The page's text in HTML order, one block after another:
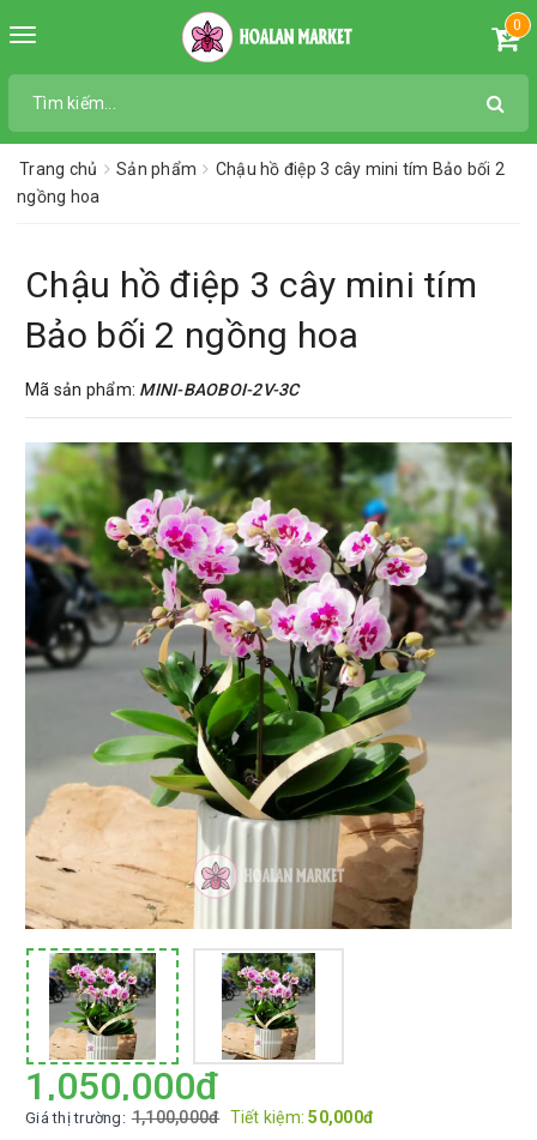
Toggle
0
Trang chủ Sản phẩm
Chậu hồ điệp 3 cây mini tím Bảo bối 2
ngồng hoa
Chậu hồ điệp 3 cây mini tím
Bảo bối 2 ngồng hoa
Mã sản phẩm: MINI-BAOBOI-2V-3C
1,050,000đ
Giá thị trường: 1,100,000đ Tiết kiệm:50,000đ